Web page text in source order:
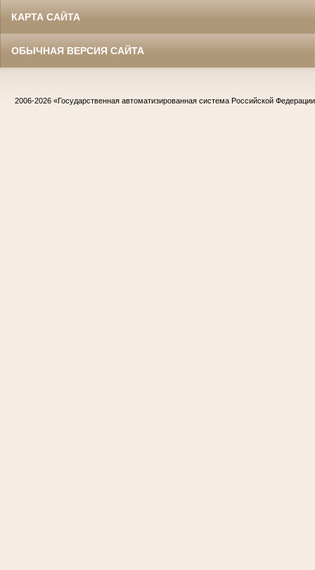
КАРТА САЙТА
ОБЫЧНАЯ ВЕРСИЯ САЙТА
2006-2026 «Государственная автоматизированная система Российской